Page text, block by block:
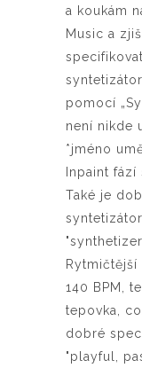
a koukám
Music a
pomocí
není nikde
*jméno
Inpaint
Také je
Rytmičtější
140 BPM,
tepovka,
dobré
"playful,